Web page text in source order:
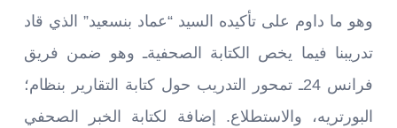
وهو ما داوم على تأكيده السيد “عماد بنسعيد” الذي قاد
تدريبنا فيما يخص الكتابة الصحفيةـ وهو ضمن فريق
فرانس 24ـ تمحور التدريب حول كتابة التقارير بنظام؛
البورتريه، والاستطلاع. إضافة لكتابة الخبر الصحفي